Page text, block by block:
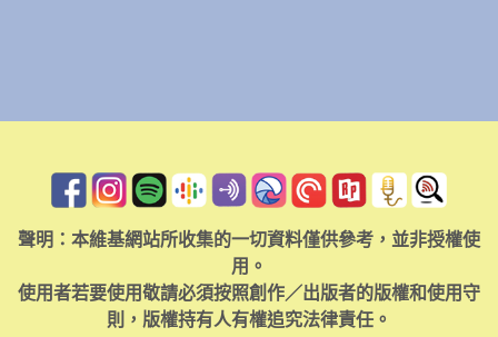
聲明：本維基網站所收集的一切資料僅供參考，並非授權使
用。
使用者若要使用敬請必須按照創作／出版者的版權和使用守
則，版權持有人有權追究法律責任。